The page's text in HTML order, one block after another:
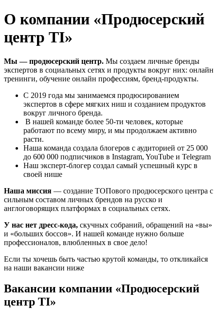
О компании «Продюсерский
центр TI»
Мы — продюсерский центр. Мы создаем личные бренды
экспертов в социальных сетях и продукты вокруг них: онлайн
тренинги, обучение онлайн профессиям, бренд-продукты.
С 2019 года мы занимаемся продюсированием
экспертов в сфере мягких ниш и созданием продуктов
вокруг личного бренда.
В нашей команде более 50-ти человек, которые
работают по всему миру, и мы продолжаем активно
расти.
Наша команда создала блогеров с аудиторией от 25 000
до 600 000 подписчиков в Instagram, YouTube и Telegram
Наш эксперт-блогер создал самый успешный курс в
своей нише
Наша миссия — создание ТОПового продюсерского центра с
сильным составом личных брендов на русско и
англоговорящих платформах в социальных сетях.
У нас нет дресс-кода, скучных собраний, обращений на «вы»
и «больших боссов». И нашей команде нужно больше
профессионалов, влюбленных в свое дело!
Если ты хочешь быть частью крутой команды, то откликайся
на наши вакансии ниже
Вакансии компании «Продюсерский
центр TI»